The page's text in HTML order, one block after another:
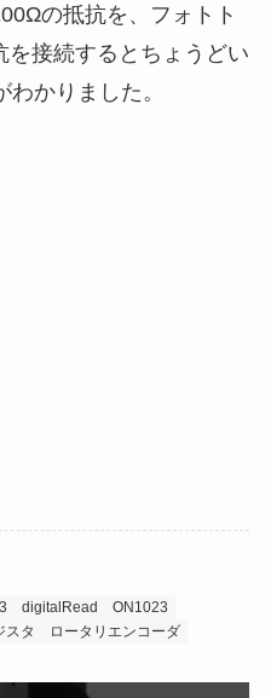
の抵抗を、フォトト
接続するとちょうどい
かりました。
digitalRead
ON1023
スタ ロータリエンコーダ